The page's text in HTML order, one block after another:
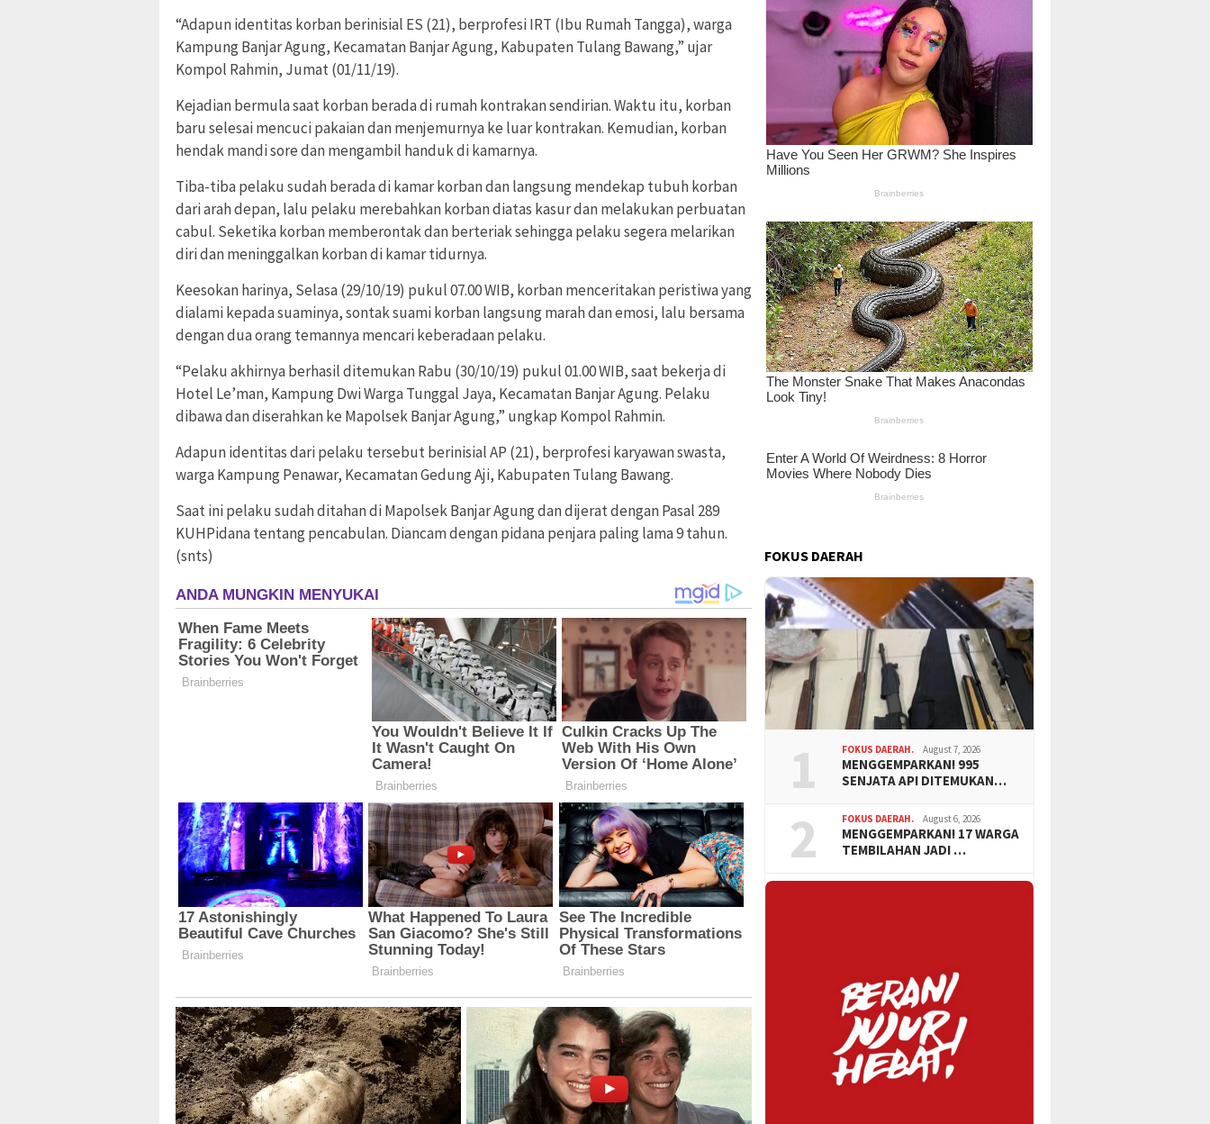
“Adapun identitas korban berinisial ES (21), berprofesi IRT (Ibu Rumah Tangga), warga
Kampung Banjar Agung, Kecamatan Banjar Agung, Kabupaten Tulang Bawang,” ujar
Kompol Rahmin, Jumat (01/11/19).
Kejadian bermula saat korban berada di rumah kontrakan sendirian. Waktu itu, korban
baru selesai mencuci pakaian dan menjemurnya ke luar kontrakan. Kemudian, korban
hendak mandi sore dan mengambil handuk di kamarnya.
Tiba-tiba pelaku sudah berada di kamar korban dan langsung mendekap tubuh korban
dari arah depan, lalu pelaku merebahkan korban diatas kasur dan melakukan perbuatan
cabul. Seketika korban memberontak dan berteriak sehingga pelaku segera melarikan
diri dan meninggalkan korban di kamar tidurnya.
Keesokan harinya, Selasa (29/10/19) pukul 07.00 WIB, korban menceritakan peristiwa yang
dialami kepada suaminya, sontak suami korban langsung marah dan emosi, lalu bersama
dengan dua orang temannya mencari keberadaan pelaku.
“Pelaku akhirnya berhasil ditemukan Rabu (30/10/19) pukul 01.00 WIB, saat bekerja di
Hotel Le’man, Kampung Dwi Warga Tunggal Jaya, Kecamatan Banjar Agung. Pelaku
dibawa dan diserahkan ke Mapolsek Banjar Agung,” ungkap Kompol Rahmin.
Adapun identitas dari pelaku tersebut berinisial AP (21), berprofesi karyawan swasta,
warga Kampung Penawar, Kecamatan Gedung Aji, Kabupaten Tulang Bawang.
Saat ini pelaku sudah ditahan di Mapolsek Banjar Agung dan dijerat dengan Pasal 289
KUHPidana tentang pencabulan. Diancam dengan pidana penjara paling lama 9 tahun.
(snts)
FOKUS DAERAH
1 FOKUS DAERAH. August 7, 2026
MENGGEMPARKAN! 995
SENJATA API DITEMUKAN…
2 FOKUS DAERAH. August 6, 2026
MENGGEMPARKAN! 17 WARGA
TEMBILAHAN JADI …